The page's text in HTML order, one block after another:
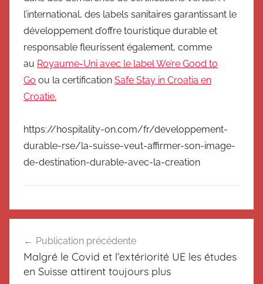
l’international, des labels sanitaires garantissant le
développement d’offre touristique durable et
responsable fleurissent également, comme
au Royaume-Uni avec le label We’re Good to
Go ou la certification Safe Stay in Croatia en
Croatie.
https://hospitality-on.com/fr/developpement-
durable-rse/la-suisse-veut-affirmer-son-image-
de-destination-durable-avec-la-creation
N
c
de
l’article
Publication précédente
Malgré le Covid et l’extériorité UE les études
en Suisse attirent toujours plus